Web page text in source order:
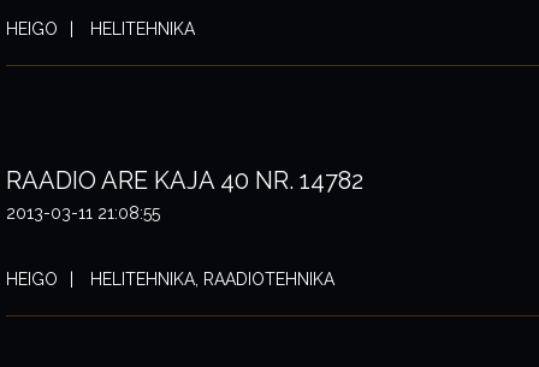
HEIGO HELITEHNIKA
RAADIO ARE KAJA 40 NR. 14782
2013-03-11 21:08:55
HEIGO HELITEHNIKA, RAADIOTEHNIKA